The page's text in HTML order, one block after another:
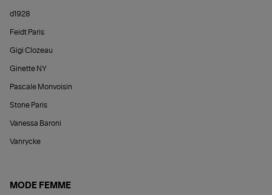
d1928
Feidt Paris
Gigi Clozeau
Ginette NY
Pascale Monvoisin
Stone Paris
Vanessa Baroni
Vanrycke
MODE FEMME